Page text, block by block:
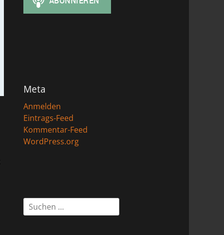
Meta
Anmelden
Eintrags-Feed
Kommentar-Feed
WordPress.org
Suchen
nach: